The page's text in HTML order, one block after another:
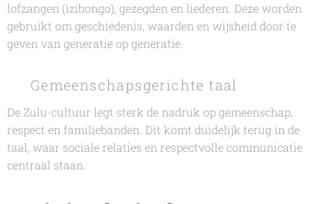
lofzangen (izibongo), gezegden en liederen. Deze worden
gebruikt om geschiedenis, waarden en wijsheid door te
geven van generatie op generatie.
🤝 Gemeenschapsgerichte taal
De Zulu-cultuur legt sterk de nadruk op gemeenschap,
respect en familiebanden. Dit komt duidelijk terug in de
taal, waar sociale relaties en respectvolle communicatie
centraal staan.